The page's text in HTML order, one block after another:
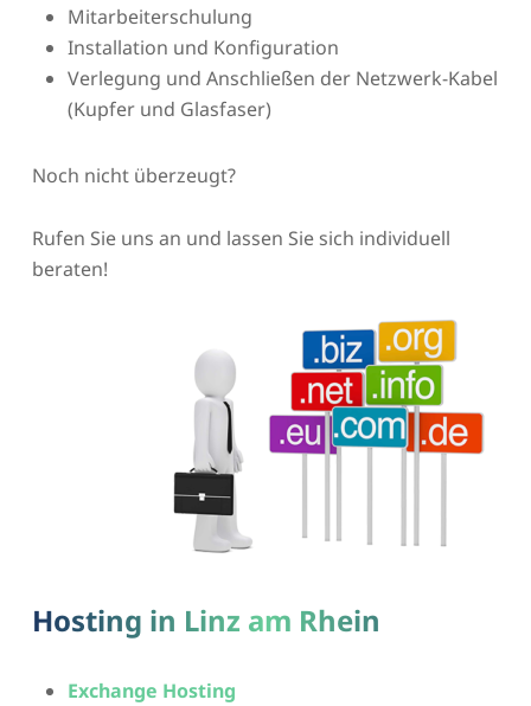
Mitarbeiterschulung
Installation und Konfiguration
Verlegung und Anschließen der Netzwerk-Kabel
(Kupfer und Glasfaser)
Noch nicht überzeugt?
Rufen Sie uns an und lassen Sie sich individuell
beraten!
Hosting in Linz am Rhein
Exchange Hosting